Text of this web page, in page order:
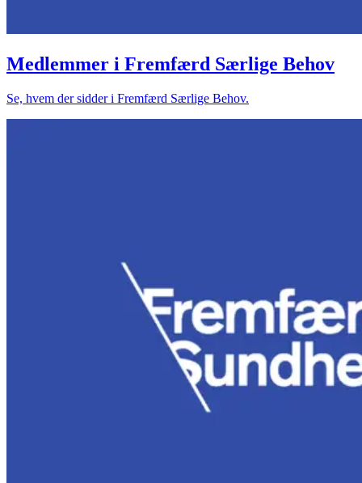
Medlemmer i Fremfærd Særlige Behov
Se, hvem der sidder i Fremfærd Særlige Behov.